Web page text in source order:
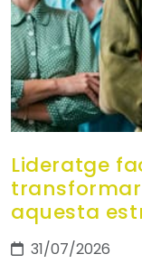
Lideratge
aquesta
31/07/2026